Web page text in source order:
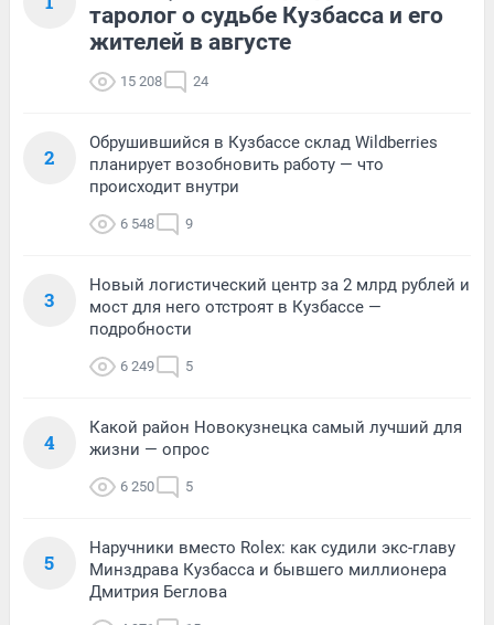
таролог о судьбе Кузбасса и его
жителей в августе
15 208 24
2
Обрушившийся в Кузбассе склад Wildberries
планирует возобновить работу — что
происходит внутри
6 548 9
3
Новый логистический центр за 2 млрд рублей и
мост для него отстроят в Кузбассе —
подробности
6 249 5
4
Какой район Новокузнецка самый лучший для
жизни — опрос
6 250 5
5
Наручники вместо Rolex: как судили экс-главу
Минздрава Кузбасса и бывшего миллионера
Дмитрия Беглова